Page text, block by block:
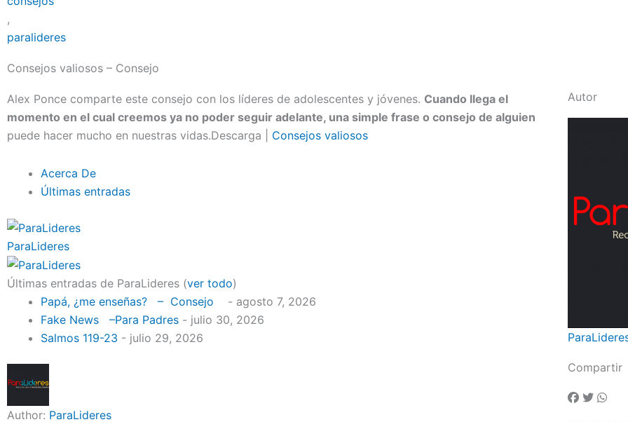
,
paralideres
Consejos valiosos – Consejo
Alex Ponce comparte este consejo con los líderes de adolescentes y jóvenes. Cuando llega el
momento en el cual creemos ya no poder seguir adelante, una simple frase o consejo de alguien
puede hacer mucho en nuestras vidas.Descarga |
Consejos valiosos
Acerca De
Últimas entradas
ParaLideres
Últimas entradas de ParaLideres (ver todo)
Papá, ¿me enseñas? – Consejo
- agosto 7, 2026
Fake News –Para Padres - julio 30, 2026
Salmos 119-23 - julio 29, 2026
Author: ParaLideres
Autor
Compartir